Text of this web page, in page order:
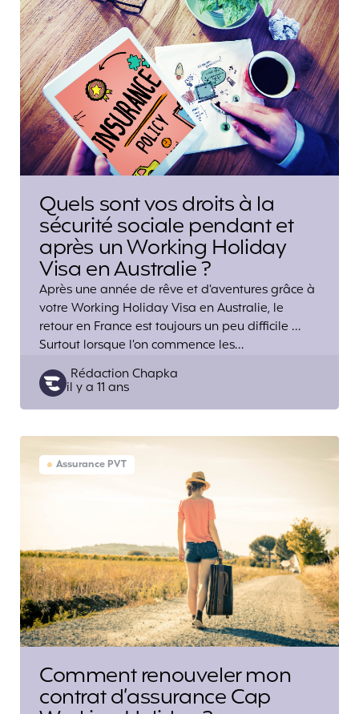
Quels sont vos droits à la
sécurité sociale pendant et
après un Working Holiday
Visa en Australie ?
Après une année de rêve et d’aventures grâce à
votre Working Holiday Visa en Australie, le
retour en France est toujours un peu difficile …
Surtout lorsque l’on commence les…
Posted
by
Rédaction Chapka
il y a 11 ans
Assurance PVT
Comment renouveler mon
contrat d’assurance Cap